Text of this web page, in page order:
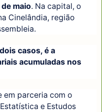
maio. Na capital, o
Cinelândia, região
casos, é a
acumuladas nos
em parceria com o
e Estudos